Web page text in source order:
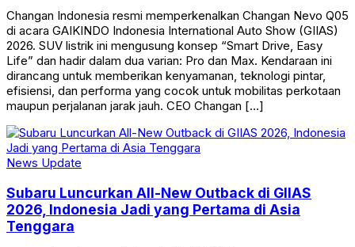
Changan Indonesia resmi memperkenalkan Changan Nevo Q05
di acara GAIKINDO Indonesia International Auto Show (GIIAS)
2026. SUV listrik ini mengusung konsep “Smart Drive, Easy
Life” dan hadir dalam dua varian: Pro dan Max. Kendaraan ini
dirancang untuk memberikan kenyamanan, teknologi pintar,
efisiensi, dan performa yang cocok untuk mobilitas perkotaan
maupun perjalanan jarak jauh. CEO Changan […]
News Update
Subaru Luncurkan All-New Outback di GIIAS
2026, Indonesia Jadi yang Pertama di Asia
Tenggara